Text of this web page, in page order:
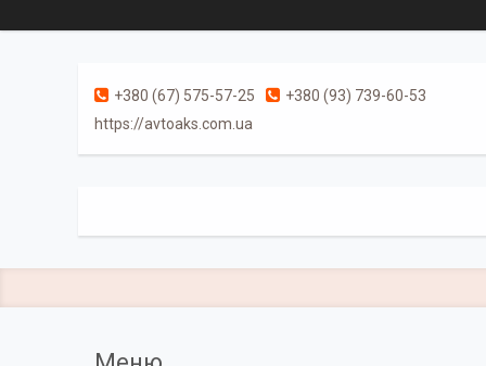
+380 (67) 575-57-25
+380 (93) 739-60-53
https://avtoaks.com.ua